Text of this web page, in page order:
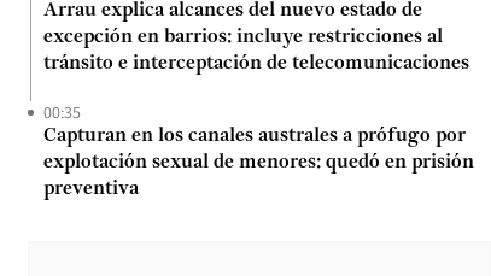
Arrau explica alcances del nuevo estado de
excepción en barrios: incluye restricciones al
tránsito e interceptación de telecomunicaciones
00:35
Capturan en los canales australes a prófugo por
explotación sexual de menores: quedó en prisión
preventiva